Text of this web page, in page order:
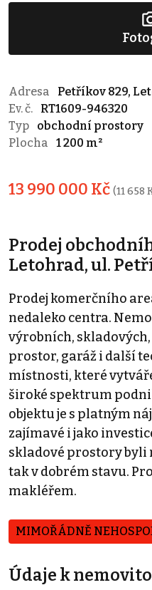
Adresa
Petříkov 829,
Ev. č.
RT1609-946320
Typ
obchodní prostory
Plocha
1 200 m²
13 990 000 Kč (11 658
Prodej
Letohrad, ul.
Prodej komerčního
nedaleko centra.
výrobních,
prostor, garáž i další
místnosti, které
široké spektrum
objektu je s platným
zajímavé i jako
skladové prostory byli
tak v dobrém stavu.
makléřem.
MIMOŘÁDNĚ
Údaje k